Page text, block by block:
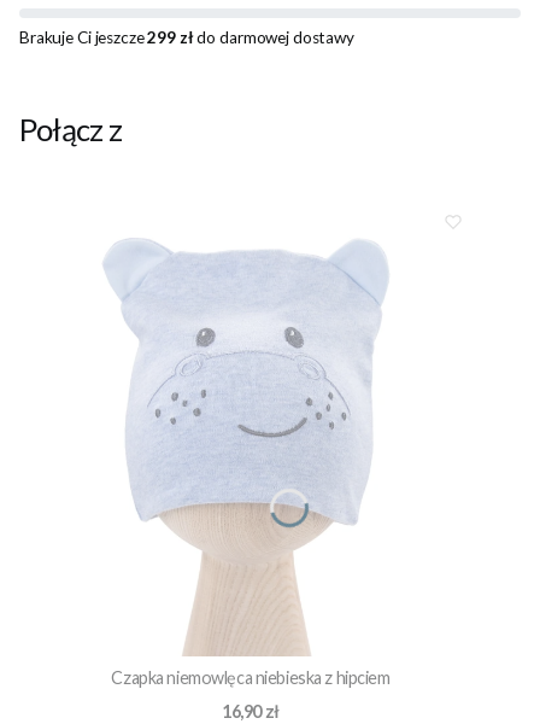
Brakuje Ci jeszcze299 złdo darmowej dostawy
Połącz z
Czapka niemowlęca niebieska z hipciem
Cena
16,90 zł